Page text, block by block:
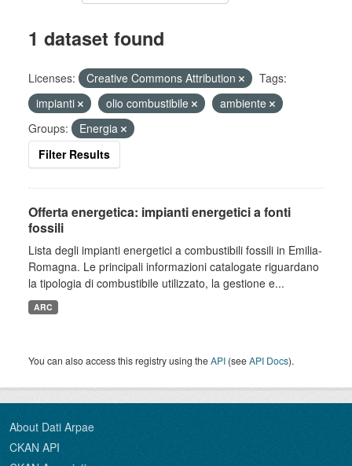
1 dataset found
Licenses: Creative Commons Attribution
Tags:
impianti
olio combustibile
ambiente
Groups:
Energia
Filter Results
Offerta energetica: impianti energetici a fonti
fossili
Lista degli impianti energetici a combustibili fossili in Emilia-
Romagna. Le principali informazioni catalogate riguardano
la tipologia di combustibile utilizzato, la gestione e...
ARC
You can also access this registry using theAPI (seeAPI Docs).
About Dati Arpae
CKAN API